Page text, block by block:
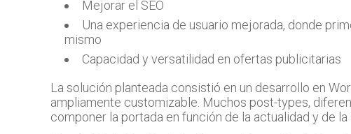
Mejorar el SEO
Una experiencia de usuario mejorada, donde
mismo
Capacidad y versatilidad en ofertas publicitarias
La solución planteada consistió en un desarrollo en
ampliamente customizable. Muchos post-types,
componer la portada en función de la actualidad y de la